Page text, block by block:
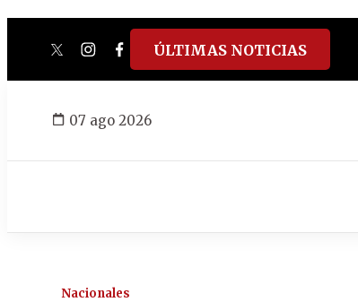
twitterinstagram
facebook
tiktokyoutube
spotify
ÚLTIMAS NOTICIAS
07 ago 2026
Nacionales